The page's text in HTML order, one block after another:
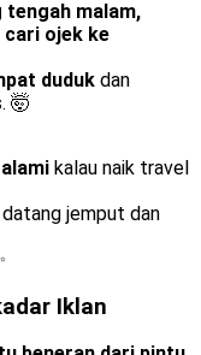
tengah malam,
cari ojek ke
duduk dan
🤯
kalau naik travel
datang jemput dan
Iklan